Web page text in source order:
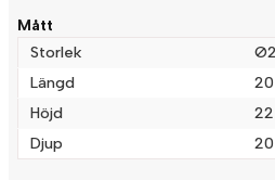
Mått
Storlek
Längd
Höjd
Djup